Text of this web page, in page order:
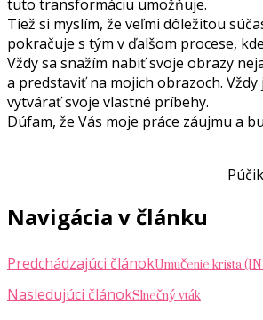
tuto transformáciu umožňuje.
Tiež si myslím, že veľmi dôležitou
pokračuje s tým v ďalšom procese,
Vždy sa snažím nabiť svoje obrazy
a predstaviť na mojich obrazoch.
vytvárať svoje vlastné príbehy.
Dúfam, že Vás moje práce záujmu a
Púčik
Navigácia v článku
Predchádzajúci článokUmučenie krista
Nasledujúci článokSlnečný vták